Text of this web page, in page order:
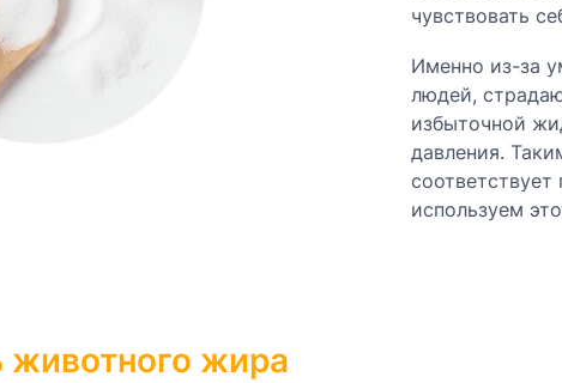
чувствовать
Именно из-за
людей,
избыточной
давления.
используем
животного жира